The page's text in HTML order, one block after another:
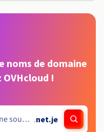
noms de domaine
!
.net.je